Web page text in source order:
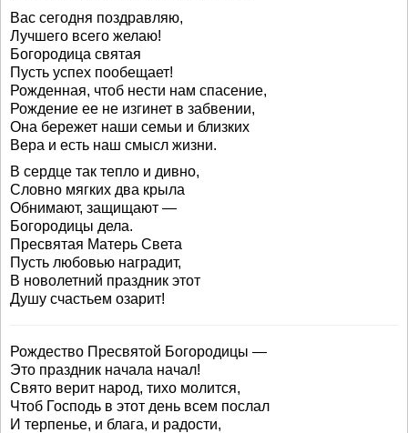
Вас сегодня поздравляю,
Лучшего всего желаю!
Богородица святая
Пусть успех пообещает!
Рожденная, чтоб нести нам спасение,
Рождение ее не изгинет в забвении,
Она бережет наши семьи и близких
Вера и есть наш смысл жизни.
В сердце так тепло и дивно,
Словно мягких два крыла
Обнимают, защищают —
Богородицы дела.
Пресвятая Матерь Света
Пусть любовью наградит,
В новолетний праздник этот
Душу счастьем озарит!
Рождество Пресвятой Богородицы —
Это праздник начала начал!
Свято верит народ, тихо молится,
Чтоб Господь в этот день всем послал
И терпенье, и блага, и радости,